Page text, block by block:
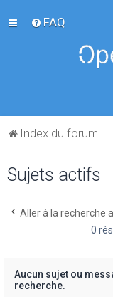
FAQ
Index du forum
Sujets actifs
Aller à la recherche
0
Aucun sujet ou
recherche.